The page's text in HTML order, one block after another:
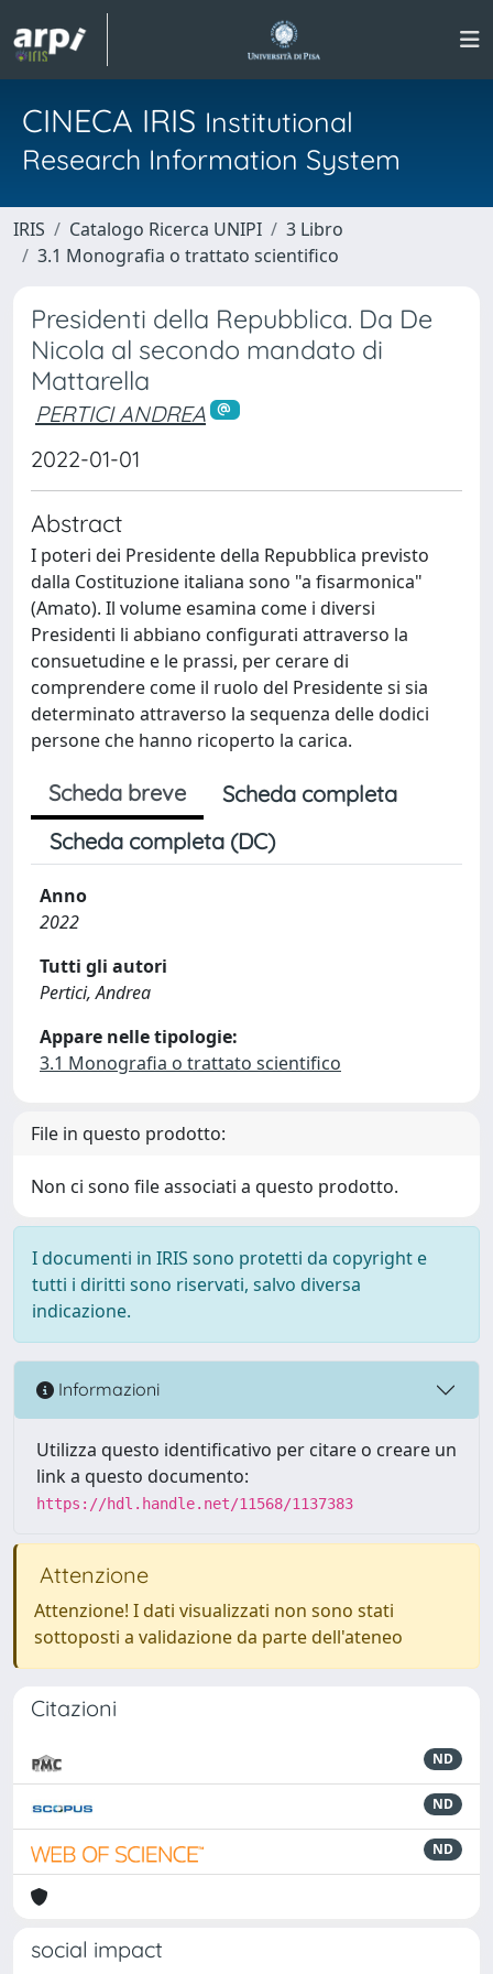
CINECA IRIS Institutional
Research Information System
IRIS Catalogo Ricerca UNIPI
3 Libro
3.1 Monografia o trattato scientifico
Presidenti della Repubblica. Da De
Nicola al secondo mandato di
Mattarella
PERTICI ANDREA
2022-01-01
Abstract
I poteri dei Presidente della Repubblica previsto
dalla Costituzione italiana sono "a fisarmonica"
(Amato). Il volume esamina come i diversi
Presidenti li abbiano configurati attraverso la
consuetudine e le prassi, per cerare di
comprendere come il ruolo del Presidente si sia
determinato attraverso la sequenza delle dodici
persone che hanno ricoperto la carica.
Scheda breve
Scheda completa
Scheda completa (DC)
Anno
2022
Tutti gli autori
Pertici, Andrea
Appare nelle tipologie:
3.1 Monografia o trattato scientifico
File in questo prodotto:
Non ci sono file associati a questo prodotto.
I documenti in IRIS sono protetti da copyright e
tutti i diritti sono riservati, salvo diversa
indicazione.
Informazioni
Utilizza questo identificativo per citare o creare un
link a questo documento:
https://hdl.handle.net/11568/1137383
Attenzione
Attenzione! I dati visualizzati non sono stati
sottoposti a validazione da parte dell'ateneo
Citazioni
ND
ND
ND
social impact